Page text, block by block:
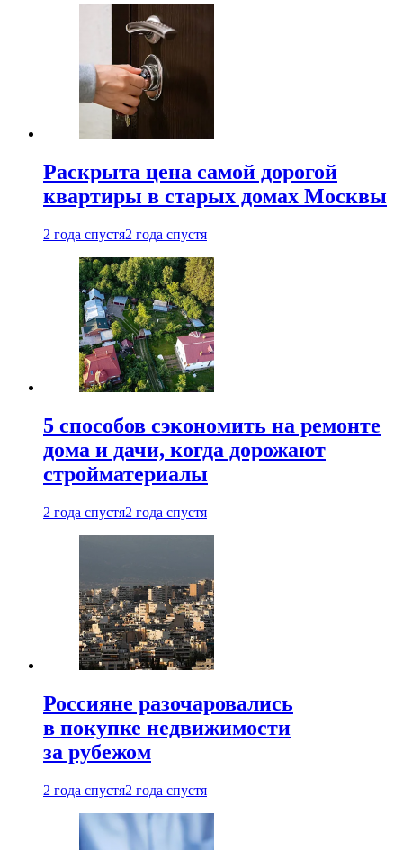
Раскрыта цена самой дорогой
квартиры в старых домах Москвы
2 года спустя2 года спустя
5 способов сэкономить на ремонте
дома и дачи, когда дорожают
стройматериалы
2 года спустя2 года спустя
Россияне разочаровались
в покупке недвижимости
за рубежом
2 года спустя2 года спустя